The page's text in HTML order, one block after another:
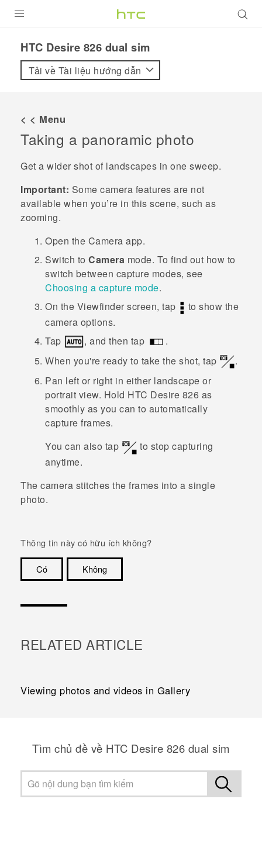
VIVE
VIVERSE
ỨNG DỤNG
HỖ TRỢ
HTC Desire 826 dual sim‎
Tải về Tài liệu hướng dẫn
< < Menu
Taking a panoramic photo
Get a wider shot of landscapes in one sweep.
Important: Some camera features are not
available when you’re in this scene, such as
zooming.
Open the Camera app.
Switch to Camera mode. To find out how to
switch between capture modes, see
Choosing a capture mode.
On the Viewfinder screen, tap
to show the
camera options.
Tap
, and then tap
.
When you're ready to take the shot, tap
.
Pan left or right in either landscape or
portrait view. Hold HTC Desire 826 as
smoothly as you can to automatically
capture frames.
You can also tap
to stop capturing
anytime.
The camera stitches the frames into a single
photo.
Thông tin này có hữu ích không?
Có
Không
RELATED ARTICLE
Viewing photos and videos in Gallery
Tìm chủ đề về HTC Desire 826 dual sim